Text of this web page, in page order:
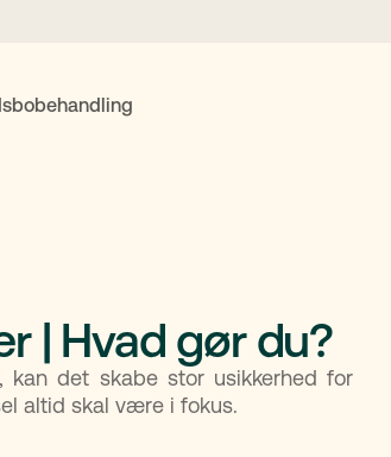
| Hvad gør du?
det skabe stor usikkerhed for
altid skal være i fokus.